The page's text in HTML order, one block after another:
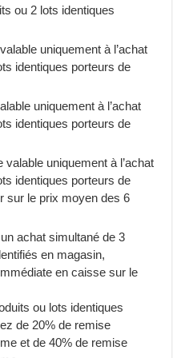
ou 2 lots identiques
uniquement à l’achat
identiques porteurs de
uniquement à l’achat
identiques porteurs de
valable uniquement à l’achat
identiques porteurs de
sur le prix moyen des 6
achat simultané de 3
en magasin,
en caisse sur le
ou lots identiques
de 20% de remise
et de 40% de remise